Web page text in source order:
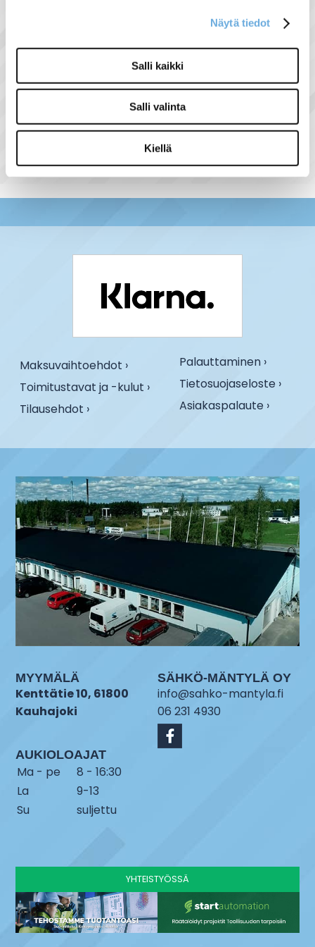
Näytä tiedot
Salli kaikki
Salli valinta
Kiellä
- 24 karaatin kullatut kontaktipinnat
Näytä lisää tuotteita
Audio/Video tuoteryhmästä
Maksuvaihtoehdot ›
Toimitustavat ja -kulut ›
Tilausehdot ›
Palauttaminen ›
Tietosuojaseloste ›
Asiakaspalaute ›
MYYMÄLÄ
Kenttätie 10, 61800
Kauhajoki
AUKIOLOAJAT
Ma - pe
8 - 16:30
La
9-13
Su
suljettu
SÄHKÖ-MÄNTYLÄ OY
info@sahko-mantyla.fi
06 231 4930
YHTEISTYÖSSÄ